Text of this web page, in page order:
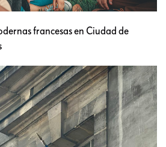
francesas en Ciudad de